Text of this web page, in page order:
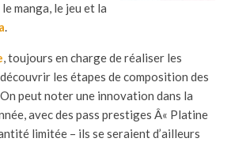
manga, le jeu et la
.
, toujours en charge de réaliser les
les étapes de composition des
peut noter une innovation dans la
avec des pass prestiges Â« Platine
limitée – ils se seraient d’ailleurs